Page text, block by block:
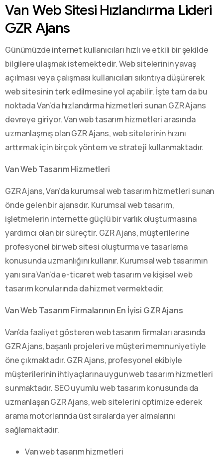
Van Web Sitesi Hızlandırma Lideri
GZR Ajans
Günümüzde internet kullanıcıları hızlı ve etkili bir şekilde
bilgilere ulaşmak istemektedir. Web sitelerinin yavaş
açılması veya çalışması kullanıcıları sıkıntıya düşürerek
web sitesinin terk edilmesine yol açabilir. İşte tam da bu
noktada Van’da hızlandırma hizmetleri sunan GZR Ajans
devreye giriyor. Van web tasarım hizmetleri arasında
uzmanlaşmış olan GZR Ajans, web sitelerinin hızını
arttırmak için birçok yöntem ve strateji kullanmaktadır.
Van Web Tasarım Hizmetleri
GZR Ajans, Van’da kurumsal web tasarım hizmetleri sunan
önde gelen bir ajansdır. Kurumsal web tasarım,
işletmelerin internette güçlü bir varlık oluşturmasına
yardımcı olan bir süreçtir. GZR Ajans, müşterilerine
profesyonel bir web sitesi oluşturma ve tasarlama
konusunda uzmanlığını kullanır. Kurumsal web tasarımın
yanı sıra Van’da e-ticaret web tasarım ve kişisel web
tasarım konularında da hizmet vermektedir.
Van Web Tasarım Firmalarının En İyisi GZR Ajans
Van’da faaliyet gösteren web tasarım firmaları arasında
GZR Ajans, başarılı projeleri ve müşteri memnuniyetiyle
öne çıkmaktadır. GZR Ajans, profesyonel ekibiyle
müşterilerinin ihtiyaçlarına uygun web tasarım hizmetleri
sunmaktadır. SEO uyumlu web tasarım konusunda da
uzmanlaşan GZR Ajans, web sitelerini optimize ederek
arama motorlarında üst sıralarda yer almalarını
sağlamaktadır.
Van web tasarım hizmetleri